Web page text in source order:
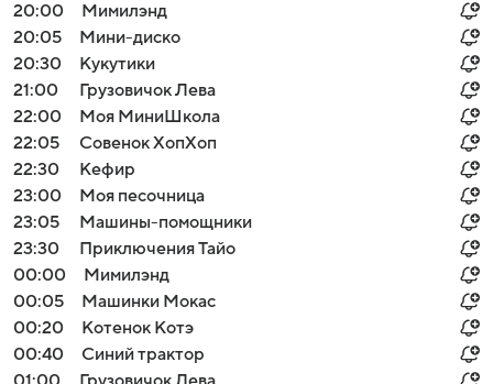
20:00
Мимилэнд
20:05
Мини-диско
20:30
Кукутики
21:00
Грузовичок Лева
22:00
Моя МиниШкола
22:05
Совенок ХопХоп
22:30
Кефир
23:00
Моя песочница
23:05
Машины-помощники
23:30
Приключения Тайо
00:00
Мимилэнд
00:05
Машинки Мокас
00:20
Котенок Котэ
00:40
Синий трактор